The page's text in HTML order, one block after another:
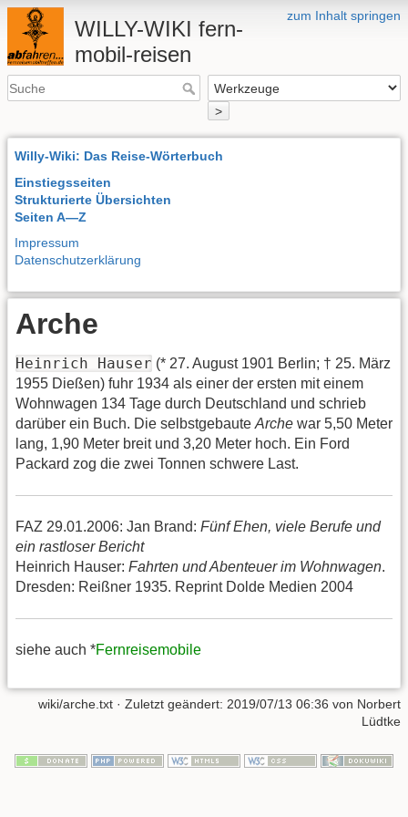
zum Inhalt springen
WILLY-WIKI fern-
mobil-reisen
>
Willy-Wiki: Das Reise-Wörterbuch
Einstiegsseiten
Strukturierte Übersichten
Seiten A—Z
Impressum
Datenschutzerklärung
Arche
Heinrich Hauser (* 27. August 1901 Berlin; † 25. März
1955 Dießen) fuhr 1934 als einer der ersten mit einem
Wohnwagen 134 Tage durch Deutschland und schrieb
darüber ein Buch. Die selbstgebaute Arche war 5,50 Meter
lang, 1,90 Meter breit und 3,20 Meter hoch. Ein Ford
Packard zog die zwei Tonnen schwere Last.
FAZ 29.01.2006: Jan Brand: Fünf Ehen, viele Berufe und
ein rastloser Bericht
Heinrich Hauser: Fahrten und Abenteuer im Wohnwagen.
Dresden: Reißner 1935. Reprint Dolde Medien 2004
siehe auch *Fernreisemobile
wiki/arche.txt · Zuletzt geändert: 2019/07/13 06:36 von Norbert
Lüdtke